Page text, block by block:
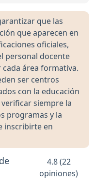
que las
que aparecen en
oficiales,
personal docente
área formativa.
ser centros
con la educación
siempre la
programas y la
inscribirte en
4.8 (22
opiniones)